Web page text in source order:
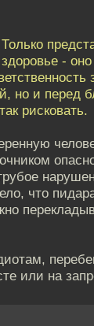
-
но и перед
рисковать.
что
или на